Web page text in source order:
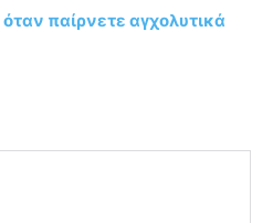
παίρνετε αγχολυτικά